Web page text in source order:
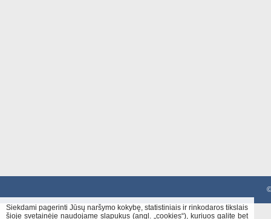
Siekdami pagerinti Jūsų naršymo kokybę, statistiniais ir rinkodaros tikslais
šioje svetainėje naudojame slapukus (angl. „cookies“), kuriuos galite bet